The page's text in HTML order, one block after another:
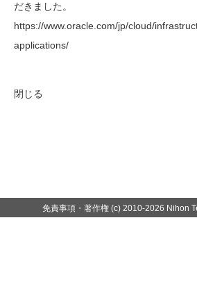
だきました。
https://www.oracle.com/jp/cloud/
applications/
閉じる
免責事項・著作権(c) 2010-2026 Nihon